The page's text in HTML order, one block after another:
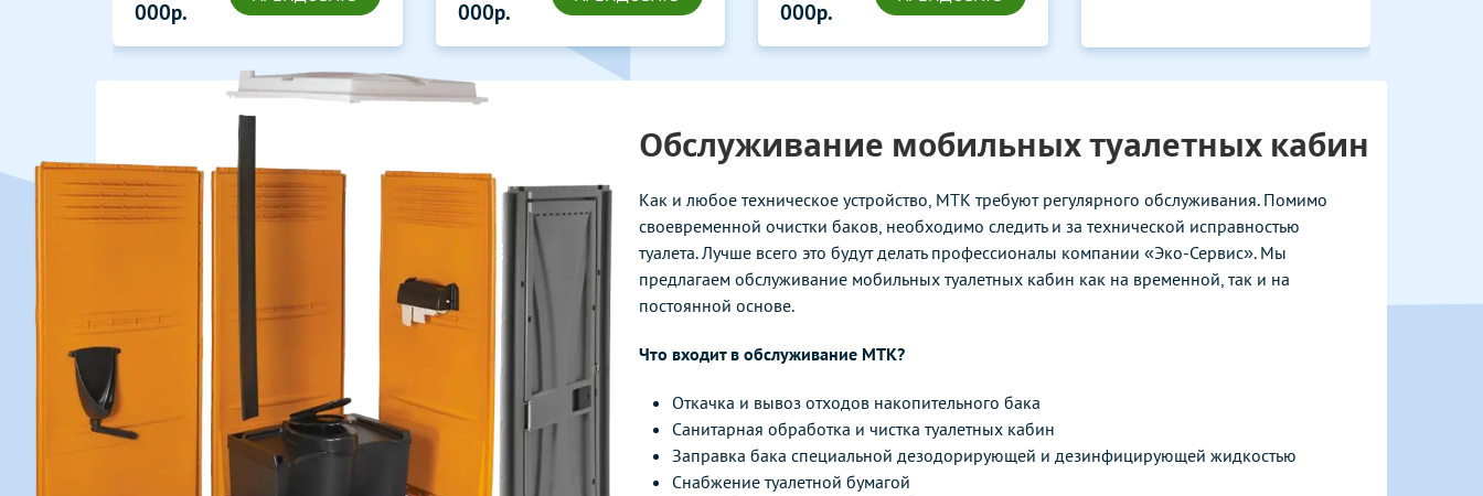
000р.
000р.
Обслуживание мобильных туалетных кабин
Как и любое техническое устройство, МТК требуют регулярного обслуживания. Помимо
своевременной очистки баков, необходимо следить и за технической исправностью
туалета. Лучше всего это будут делать профессионалы компании «Эко-Сервис». Мы
предлагаем обслуживание мобильных туалетных кабин как на временной, так и на
постоянной основе.
Что входит в обслуживание МТК?
Откачка и вывоз отходов накопительного бака
Санитарная обработка и чистка туалетных кабин
Заправка бака специальной дезодорирующей и дезинфицирующей жидкостью
Снабжение туалетной бумагой